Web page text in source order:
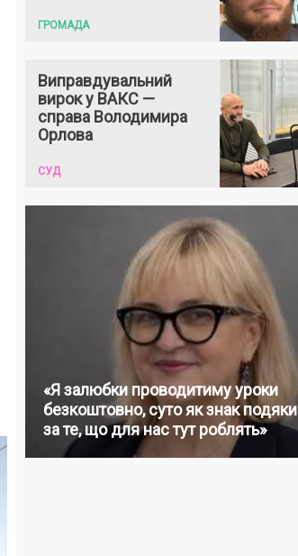
ГРОМАДА
Виправдувальний
вирок у ВАКС —
справа Володимира
Орлова
СУД
«Я залюбки проводитиму уроки
безкоштовно, суто як знак подяки
за те, що для нас тут роблять»